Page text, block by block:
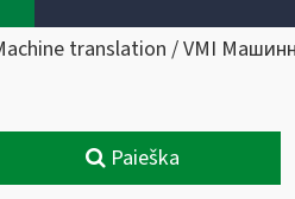
translation / VMI
Paieška